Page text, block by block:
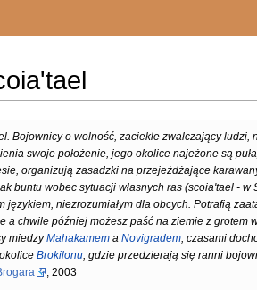
Bojownicy o wolność, zaciekle zwalczający
swoje położenie, jego okolice najeżone są
organizują zasadzki na przejeżdżające
buntu wobec sytuacji własnych ras (scoia'tael -
językiem, niezrozumiałym dla obcych. Potrafią
a chwile później możesz paść na ziemie z grotem
miedzyMahakamem a Novigradem , czasami
Brokilonu , gdzie przedzierają się ranni
, 2003